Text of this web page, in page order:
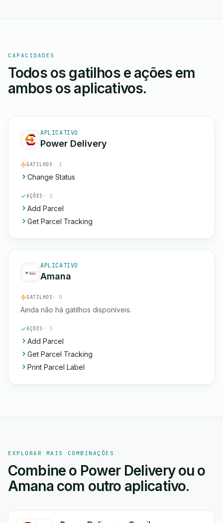
CAPACIDADES
Todos os gatilhos e ações em
ambos os aplicativos.
APLICATIVO
Power Delivery
GATILHOS · 1
Change Status
AÇÕES · 2
Add Parcel
Get Parcel Tracking
APLICATIVO
Amana
GATILHOS · 0
Ainda não há gatilhos disponíveis.
AÇÕES · 3
Add Parcel
Get Parcel Tracking
Print Parcel Label
EXPLORAR MAIS COMBINAÇÕES
Combine o Power Delivery ou o
Amana com outro aplicativo.